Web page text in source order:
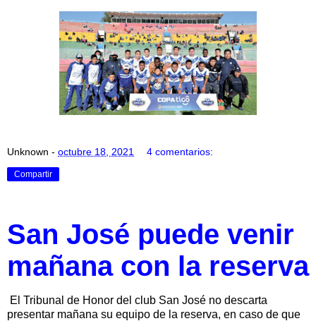
Unknown - octubre 18, 2021 4 comentarios:
Compartir
San José puede venir
mañana con la reserva
El Tribunal de Honor del club San José no descarta
presentar mañana su equipo de la reserva, en caso de que